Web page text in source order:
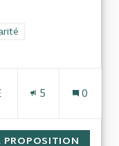
social et
Hauts de France
5 0
PROPOSITION